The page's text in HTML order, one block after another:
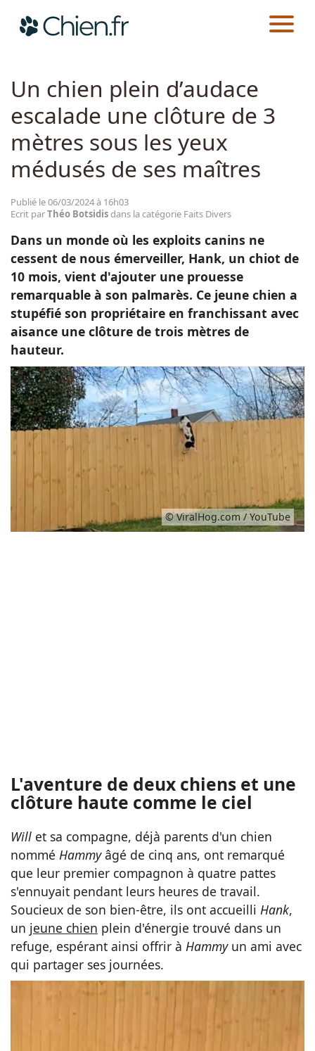
Races
CHIEN.FR ACTUALITÉS
Un chien plein d’audace
escalade une clôture de 3
mètres sous les yeux
médusés de ses maîtres
Publié le 06/03/2024 à 16h03
Ecrit parThéo Botsidisdans la catégorie Faits Divers
Dans un monde où les exploits canins ne
cessent de nous émerveiller, Hank, un chiot de
10 mois, vient d'ajouter une prouesse
remarquable à son palmarès. Ce jeune chien a
stupéfié son propriétaire en franchissant avec
aisance une clôture de trois mètres de
hauteur.
© ViralHog.com / YouTube
L'aventure de deux chiens et une
clôture haute comme le ciel
Will et sa compagne, déjà parents d'un chien
nommé Hammyâgé de cinq ans, ont remarqué
que leur premier compagnon à quatre pattes
s'ennuyait pendant leurs heures de travail.
Soucieux de son bien-être, ils ont accueilli Hank,
un jeune chien plein d'énergie trouvé dans un
refuge, espérant ainsi offrir à Hammy un ami avec
qui partager ses journées.